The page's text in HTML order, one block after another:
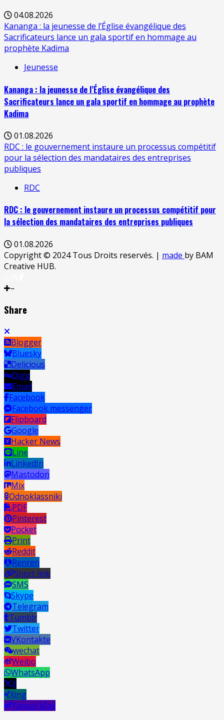
04.08.2026
Kananga : la jeunesse de l’Église évangélique des
Sacrificateurs lance un gala sportif en hommage au
prophète Kadima
Jeunesse
Kananga : la jeunesse de l’Église évangélique des
Sacrificateurs lance un gala sportif en hommage au prophète
Kadima
01.08.2026
RDC : le gouvernement instaure un processus compétitif
pour la sélection des mandataires des entreprises
publiques
RDC
RDC : le gouvernement instaure un processus compétitif pour
la sélection des mandataires des entreprises publiques
01.08.2026
Copyright © 2024 Tous Droits reservés. | made by BAM
Creative HUB.
Share
Blogger
Bluesky
Delicious
Digg
Email
Facebook
Facebook messenger
Flipboard
Google
Hacker News
Line
LinkedIn
Mastodon
Mix
Odnoklassniki
PDF
Pinterest
Pocket
Print
Reddit
Renren
Short link
SMS
Skype
Telegram
Tumblr
Twitter
VKontakte
wechat
Weibo
WhatsApp
X
Xing
Yahoo! Mail